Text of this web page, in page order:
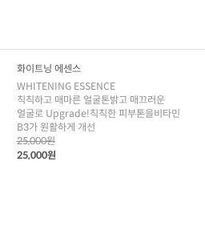
화이트닝 에센스
WHITENING ESSENCE
칙칙하고 매마른 얼굴톤밝고 매끄러운
얼굴로 Upgrade!칙칙한 피부톤을비타민
B3가 원활하게 개선
25,000원
25,000원